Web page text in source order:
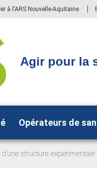
à l'ARS Nouvelle-Aquitaine
Agir pour la
Opérateurs de
structure